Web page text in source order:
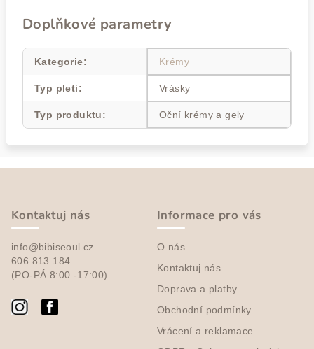
Doplňkové parametry
Kategorie: Krémy
Typ pleti: Vrásky
Typ produktu: Oční krémy a gely
Kontaktuj nás
info@bibiseoul.cz
606 813 184
(PO-PÁ 8:00 -17:00)
Informace pro vás
O nás
Kontaktuj nás
Doprava a platby
Obchodní podmínky
Vrácení a reklamace